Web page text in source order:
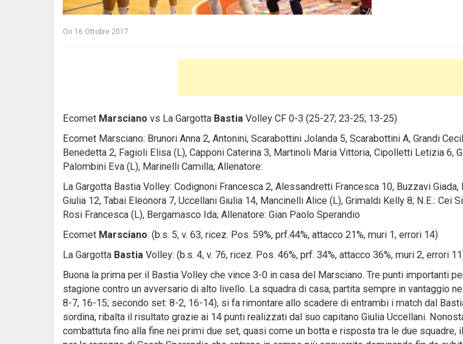
On 16 Ottobre 2017
Ecomet Marsciano vs La Gargotta Bastia Volley CF 0-3 (25-27; 23-25; 13-25)
Ecomet Marsciano: Brunori Anna 2, Antonini, Scarabottini Jolanda 5, Scarabottini A, Grandi
Benedetta 2, Fagioli Elisa (L), Capponi Caterina 3, Martinoli Maria Vittoria, Cipolletti Letizia 6,
Palombini Eva (L), Marinelli Camilla; Allenatore:
La Gargotta Bastia Volley: Codignoni Francesca 2, Alessandretti Francesca 10, Buzzavi
Giulia 12, Tabai Eleonora 7, Uccellani Giulia 14, Mancinelli Alice (L), Grimaldi Kelly 8; N.E.: Cei
Rosi Francesca (L), Bergamasco Ida; Allenatore: Gian Paolo Sperandio
Ecomet Marsciano: (b.s. 5, v. 63, ricez. Pos. 59%, prf.44%, attacco 21%, muri 1, errori 14)
La Gargotta Bastia Volley: (b.s. 4, v. 76, ricez. Pos. 46%, prf. 34%, attacco 36%, muri 2, errori
Buona la prima per il Bastia Volley che vince 3-0 in casa del Marsciano. Tre punti importanti
stagione contro un avversario di alto livello. La squadra di casa, partita sempre in vantaggio
8-7, 16-15; secondo set: 8-2, 16-14), si fa rimontare allo scadere di entrambi i match dal
sordina, ribalta il risultato grazie ai 14 punti realizzati dal suo capitano Giulia Uccellani.
combattuta fino alla fine nei primi due set, quasi come un botta e risposta tra le due squadre,